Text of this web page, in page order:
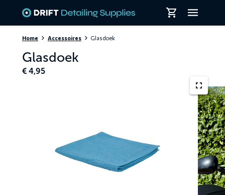
Home Accessoires Glasdoek
Glasdoek
€ 4,95